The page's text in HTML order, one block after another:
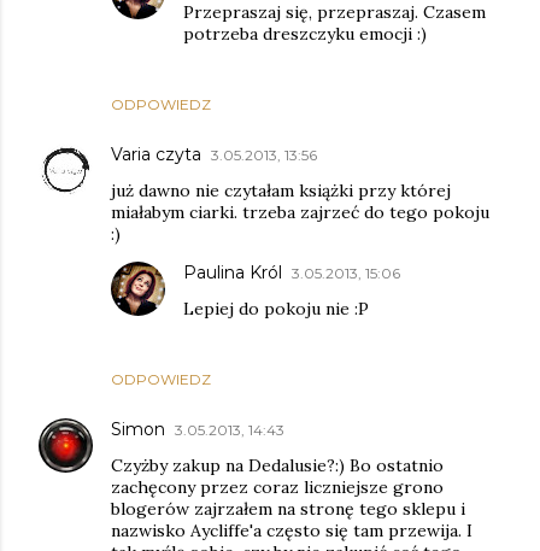
ODPOWIEDZ
Przepraszaj się, przepraszaj. Czasem
potrzeba dreszczyku emocji :)
Varia czyta 3.05.2013, 13:56
już dawno nie czytałam książki przy której
miałabym ciarki. trzeba zajrzeć do tego pokoju
:)
ODPOWIEDZ
Paulina Król 3.05.2013, 15:06
Lepiej do pokoju nie :P
Simon 3.05.2013, 14:43
Czyżby zakup na Dedalusie?:) Bo ostatnio
zachęcony przez coraz liczniejsze grono
blogerów zajrzałem na stronę tego sklepu i
nazwisko Aycliffe'a często się tam przewija. I